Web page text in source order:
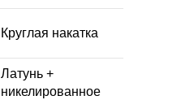
Круглая накатка
Латунь +
никелированное